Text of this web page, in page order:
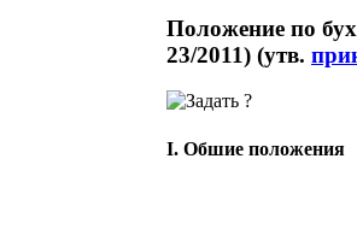
Положение по
23/2011) (утв.
I. Общие положения